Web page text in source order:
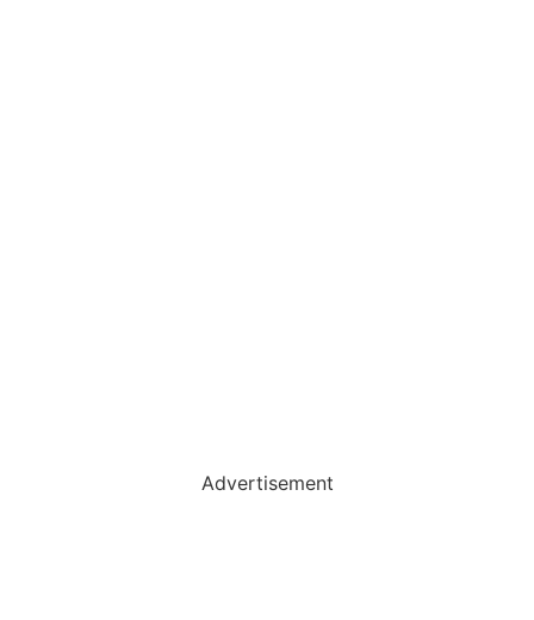
Advertisement